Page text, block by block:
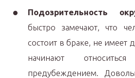
Подозрительность
быстро замечают, что
состоит в браке, не имеет
начинают
предубеждением.